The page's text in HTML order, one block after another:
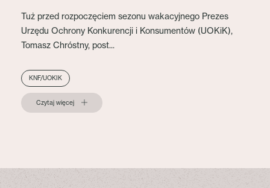
Tuż przed rozpoczęciem sezonu wakacyjnego Prezes
Urzędu Ochrony Konkurencji i Konsumentów (UOKiK),
Tomasz Chróstny, post...
KNF/UOKIK
Czytaj więcej